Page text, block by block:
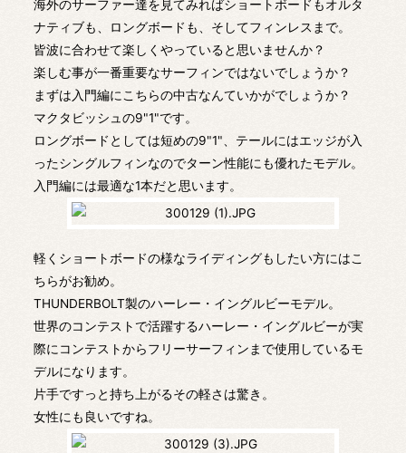
海外のサーファー達を見てみればショートボードもオルタ
ナティブも、ロングボードも、そしてフィンレスまで。
皆波に合わせて楽しくやっていると思いませんか？
楽しむ事が一番重要なサーフィンではないでしょうか？
まずは入門編にこちらの中古なんていかがでしょうか？
マクタビッシュの9"1"です。
ロングボードとしては短めの9"1"、テールにはエッジが入
ったシングルフィンなのでターン性能にも優れたモデル。
入門編には最適な1本だと思います。
軽くショートボードの様なライディングもしたい方にはこ
ちらがお勧め。
THUNDERBOLT製のハーレー・イングルビーモデル。
世界のコンテストで活躍するハーレー・イングルビーが実
際にコンテストからフリーサーフィンまで使用しているモ
デルになります。
片手ですっと持ち上がるその軽さは驚き。
女性にも良いですね。